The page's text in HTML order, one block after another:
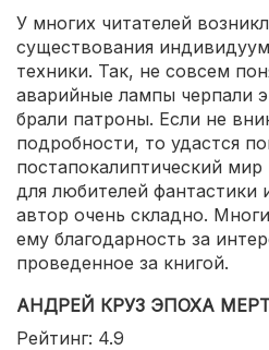
У многих читателей
существования
техники. Так, не совсем
аварийные лампы черпали
брали патроны. Если не
подробности, то удастся
постапокалиптический
для любителей
автор очень складно.
ему благодарность за
проведенное за книгой.
АНДРЕЙ КРУЗ ЭПОХА
Рейтинг: 4.9